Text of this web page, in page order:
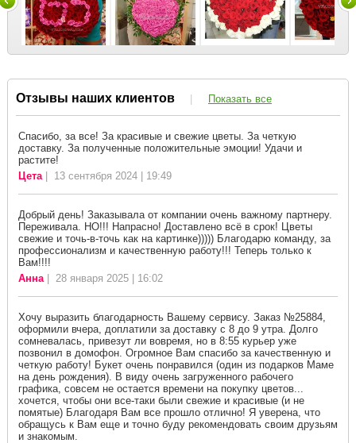
Отзывы наших клиентов | Показать все
Спасибо, за все! За красивые и свежие цветы. За четкую
доставку. За полученные положительные эмоции! Удачи и
растите!
Цета| 13 сентября 2024 | 19:49
Добрый день! Заказывала от компании очень важному партнеру.
Переживала. НО!!! Напрасно! Доставлено всё в срок! Цветы
свежие и точь-в-точь как на картинке))))) Благодарю команду, за
профессионализм и качественную работу!!! Теперь только к
Вам!!!!
Анна| 28 января 2025 | 16:02
Хочу выразить благодарность Вашему сервису. Заказ №25884,
оформили вчера, доплатили за доставку с 8 до 9 утра. Долго
сомневалась, привезут ли вовремя, но в 8:55 курьер уже
позвонил в домофон. Огромное Вам спасибо за качественную и
четкую работу! Букет очень понравился (один из подарков Маме
на день рождения). В виду очень загруженного рабочего
графика, совсем не остается времени на покупку цветов...
хочется, чтобы они все-таки были свежие и красивые (и не
помятые) Благодаря Вам все прошло отлично! Я уверена, что
обращусь к Вам еще и точно буду рекомендовать своим друзьям
и знакомым.